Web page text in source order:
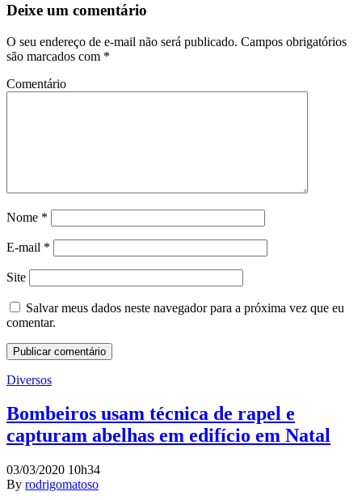
Deixe um comentário
O seu endereço de e-mail não será publicado. Campos obrigatórios
são marcados com *
Comentário
Nome *
E-mail *
Site
Salvar meus dados neste navegador para a próxima vez que eu
comentar.
Diversos
Bombeiros usam técnica de rapel e
capturam abelhas em edifício em Natal
03/03/2020 10h34
By rodrigomatoso